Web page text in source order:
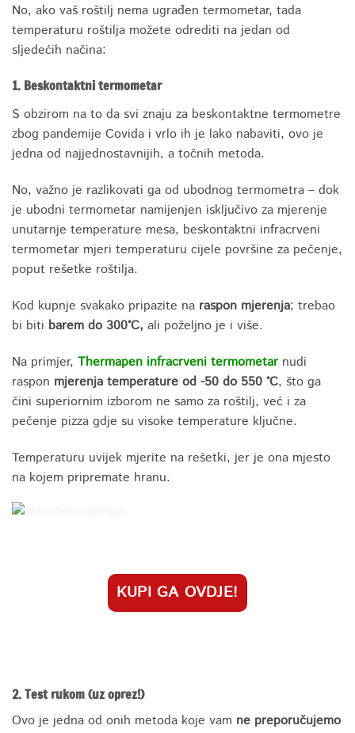
No, ako vaš roštilj nema ugrađen termometar, tada
temperaturu roštilja možete odrediti na jedan od
sljedećih načina:
1. Beskontaktni termometar
S obzirom na to da svi znaju za beskontaktne termometre
zbog pandemije Covida i vrlo ih je lako nabaviti, ovo je
jedna od najjednostavnijih, a točnih metoda.
No, važno je razlikovati ga od ubodnog termometra – dok
je ubodni termometar namijenjen isključivo za mjerenje
unutarnje temperature mesa, beskontaktni infracrveni
termometar mjeri temperaturu cijele površine za pečenje,
poput rešetke roštilja.
Kod kupnje svakako pripazite na raspon mjerenja; trebao
bi biti barem do 300°C, ali poželjno je i više.
Na primjer, Thermapen infracrveni termometar nudi
raspon mjerenja temperature od -50 do 550 °C, što ga
čini superiornim izborom ne samo za roštilj, već i za
pečenje pizza gdje su visoke temperature ključne.
Temperaturu uvijek mjerite na rešetki, jer je ona mjesto
na kojem pripremate hranu.
KUPI GA OVDJE!
2. Test rukom (uz oprez!)
Ovo je jedna od onih metoda koje vam ne preporučujemo